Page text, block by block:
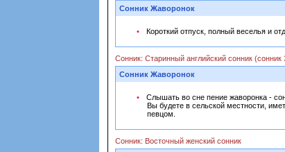
Сонник Жаворонок
Короткий отпуск, полный веселья и
Сонник: Старинный английский сонник (сонник
Сонник Жаворонок
Слышать во сне пение жаворонка -
Вы будете в сельской местности,
певцом.
Сонник: Восточный женский сонник